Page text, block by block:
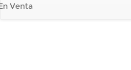
Venta